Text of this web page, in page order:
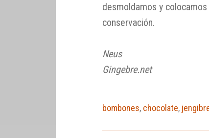
desmoldamos y
conservación.
Neus
Gingebre.net
bombones, chocolate,